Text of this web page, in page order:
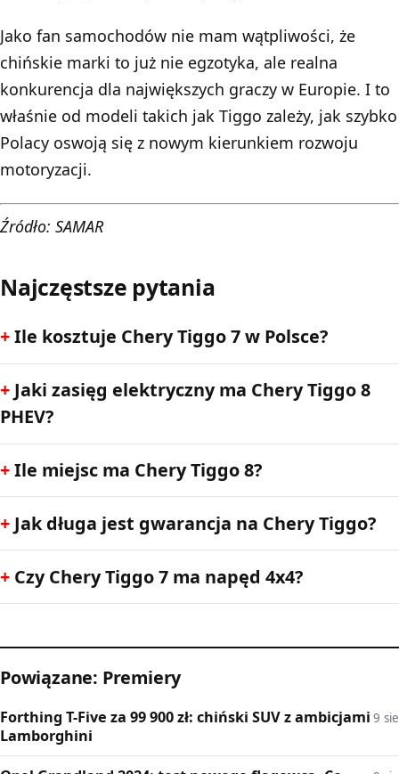
Jako fan samochodów nie mam wątpliwości, że
chińskie marki to już nie egzotyka, ale realna
konkurencja dla największych graczy w Europie. I to
właśnie od modeli takich jak Tiggo zależy, jak szybko
Polacy oswoją się z nowym kierunkiem rozwoju
motoryzacji.
Źródło: SAMAR
Najczęstsze pytania
Ile kosztuje Chery Tiggo 7 w Polsce?
Jaki zasięg elektryczny ma Chery Tiggo 8
PHEV?
Ile miejsc ma Chery Tiggo 8?
Jak długa jest gwarancja na Chery Tiggo?
Czy Chery Tiggo 7 ma napęd 4x4?
Powiązane: Premiery
Forthing T-Five za 99 900 zł: chiński SUV z ambicjami
Lamborghini
9 sie